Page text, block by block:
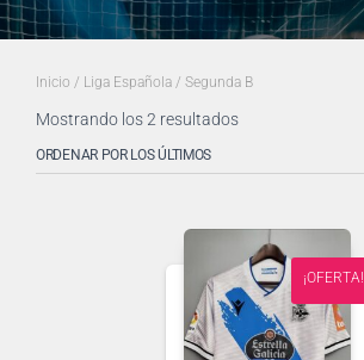
Inicio / Liga Española / Segunda B
Mostrando los 2 resultadosOrdenado
los
¡OFERTA!